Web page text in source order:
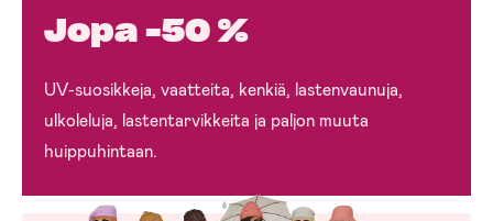
Jopa -50 %
UV-suosikkeja, vaatteita, kenkiä, lastenvaunuja,
ulkoleluja, lastentarvikkeita ja paljon muuta
huippuhintaan.